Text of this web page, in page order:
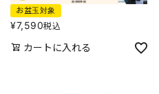
お盆玉対象
¥7,590税込
カートに入れる